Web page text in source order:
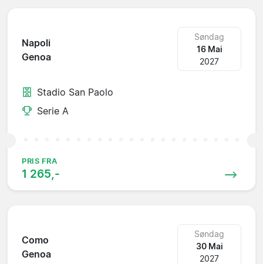
Napoli
Genoa
Søndag
16 Mai
2027
Stadio San Paolo
Serie A
PRIS FRA
1 265,-
Como
Genoa
Søndag
30 Mai
2027